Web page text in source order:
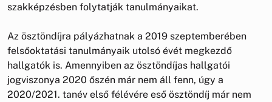
szakképzésben folytatják tanulmányaikat.
Az ösztöndíjra pályázhatnak a 2019 szeptemberében
felsőoktatási tanulmányaik utolsó évét megkezdő
hallgatók is. Amennyiben az ösztöndíjas hallgatói
jogviszonya 2020 őszén már nem áll fenn, úgy a
2020/2021. tanév első félévére eső ösztöndíj már nem